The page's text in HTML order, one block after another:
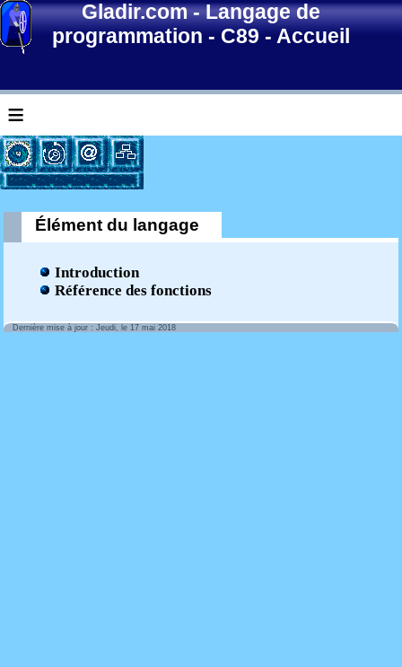
Gladir.com-Langage de
programmation - C89 - Accueil
≡
Élément du langage
Introduction
Référence des fonctions
Dernière mise à jour : Jeudi, le 17 mai 2018